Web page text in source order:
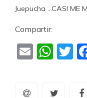
Juepucha …CASI ME
Compartir:
Email